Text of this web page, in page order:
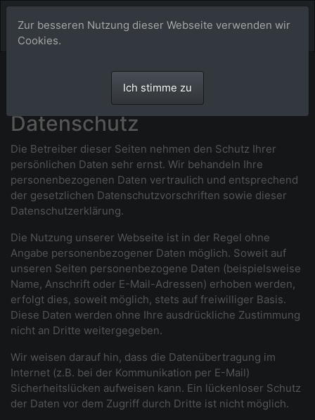
Datenschutzerklärung
Datenschutz
Die Betreiber dieser Seiten nehmen den Schutz Ihrer
persönlichen Daten sehr ernst. Wir behandeln Ihre
personenbezogenen Daten vertraulich und entsprechend
der gesetzlichen Datenschutzvorschriften sowie dieser
Datenschutzerklärung.
Die Nutzung unserer Webseite ist in der Regel ohne
Angabe personenbezogener Daten möglich. Soweit auf
unseren Seiten personenbezogene Daten (beispielsweise
Name, Anschrift oder E-Mail-Adressen) erhoben werden,
erfolgt dies, soweit möglich, stets auf freiwilliger Basis.
Diese Daten werden ohne Ihre ausdrückliche Zustimmung
nicht an Dritte weitergegeben.
Wir weisen darauf hin, dass die Datenübertragung im
Internet (z.B. bei der Kommunikation per E-Mail)
Sicherheitslücken aufweisen kann. Ein lückenloser Schutz
der Daten vor dem Zugriff durch Dritte ist nicht möglich.
Zur besseren Nutzung dieser Webseite verwenden wir
Cookies.
Ich stimme zu